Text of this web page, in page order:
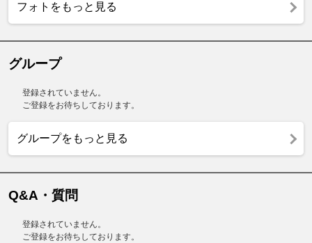
フォトをもっと見る
グループ
登録されていません。
ご登録をお待ちしております。
グループをもっと見る
Q&A・質問
登録されていません。
ご登録をお待ちしております。